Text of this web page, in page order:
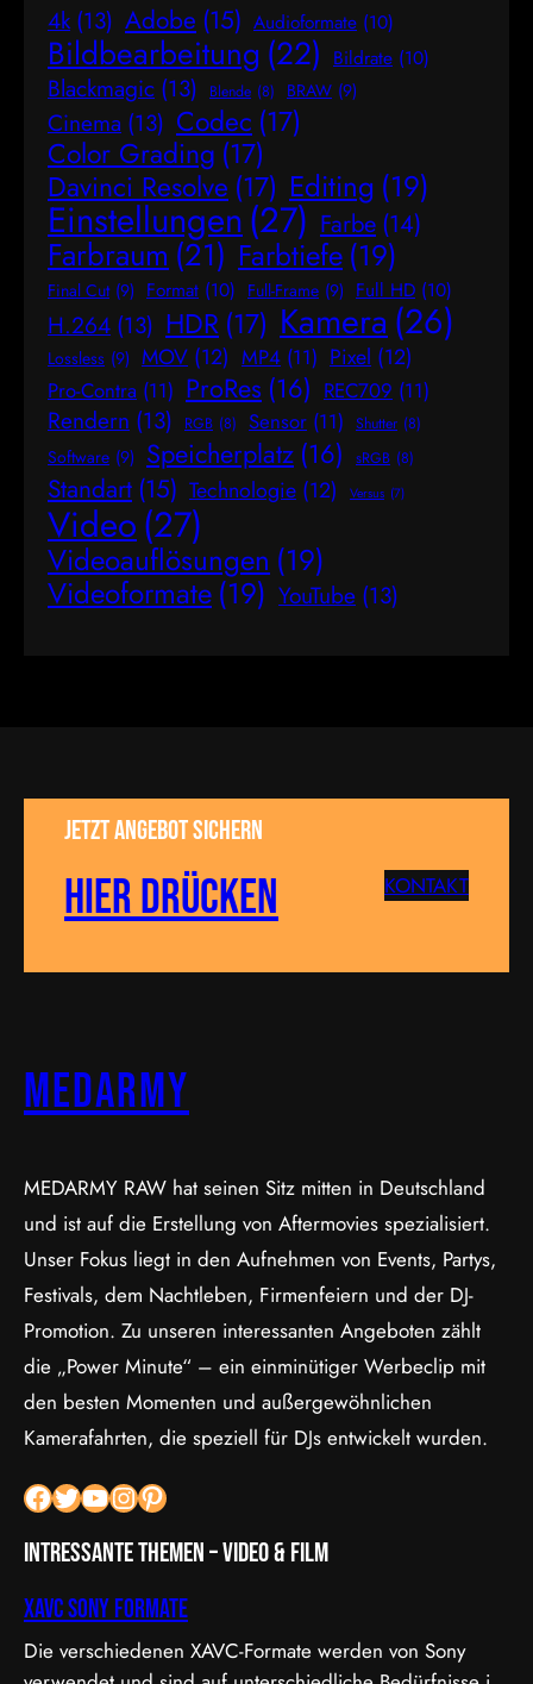
4k (13) Adobe (15) Audioformate (10)
Bildbearbeitung (22) Bildrate (10)
Blackmagic (13) Blende (8) BRAW (9)
Cinema (13) Codec (17)
Color Grading (17)
Davinci Resolve (17) Editing (19)
Einstellungen(27) Farbe (14)
Farbraum (21) Farbtiefe (19)
Final Cut (9) Format (10) Full-Frame (9) Full HD (10)
H.264 (13) HDR (17) Kamera (26)
Lossless (9) MOV (12) MP4 (11) Pixel (12)
Pro-Contra (11) ProRes (16) REC709 (11)
Rendern (13) RGB (8) Sensor (11) Shutter (8)
Software (9) Speicherplatz (16) sRGB (8)
Standart (15) Technologie (12) Versus (7)
Video(27)
Videoauflösungen (19)
Videoformate (19) YouTube (13)
Jetzt Angebot sichern
Hier drücken KONTAKT
MEDARMY
MEDARMY RAW hat seinen Sitz mitten in Deutschland
und ist auf die Erstellung von Aftermovies spezialisiert.
Unser Fokus liegt in den Aufnehmen von Events, Partys,
Festivals, dem Nachtleben, Firmenfeiern und der DJ-
Promotion. Zu unseren interessanten Angeboten zählt
die „Power Minute“ – ein einminütiger Werbeclip mit
den besten Momenten und außergewöhnlichen
Kamerafahrten, die speziell für DJs entwickelt wurden.
Facebook Twitter YouTube InstagramPinterest
Intressante Themen – Video & Film
XAVC Sony Formate
Die verschiedenen XAVC-Formate werden von Sony